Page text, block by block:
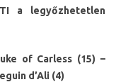
a legyőzhetetlen
of Carless (15) –
d’Ali (4)